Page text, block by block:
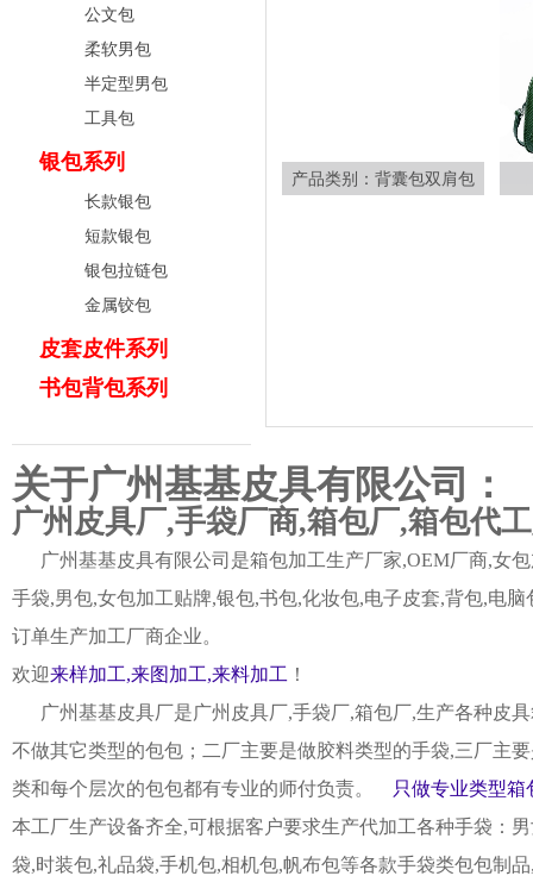
公文包
柔软男包
半定型男包
工具包
银包系列
长款银包
短款银包
银包拉链包
金属铰包
皮套皮件系列
书包背包系列
产品类别：背囊包双肩包
关于广州基基皮具有限公司：
广州皮具厂,手袋厂商,箱包厂,箱包代
广州基基皮具有限公司是箱包加工生产厂家,OEM厂商,女
手袋,男包,女包加工贴牌,银包,书包,化妆包,电子皮套,背包,电
订单生产加工厂商企业。
欢迎来样加工,来图加工,来料加工 ！
广州基基皮具厂是广州皮具厂,手袋厂,箱包厂,生产各种皮
不做其它类型的包包；二厂主要是做胶料类型的手袋,三厂主
类和每个层次的包包都有专业的师付负责。
只做专业类型箱
本工厂生产设备齐全,可根据客户要求生产代加工各种手袋：
袋,时装包,礼品袋,手机包,相机包,帆布包等各款手袋类包包制